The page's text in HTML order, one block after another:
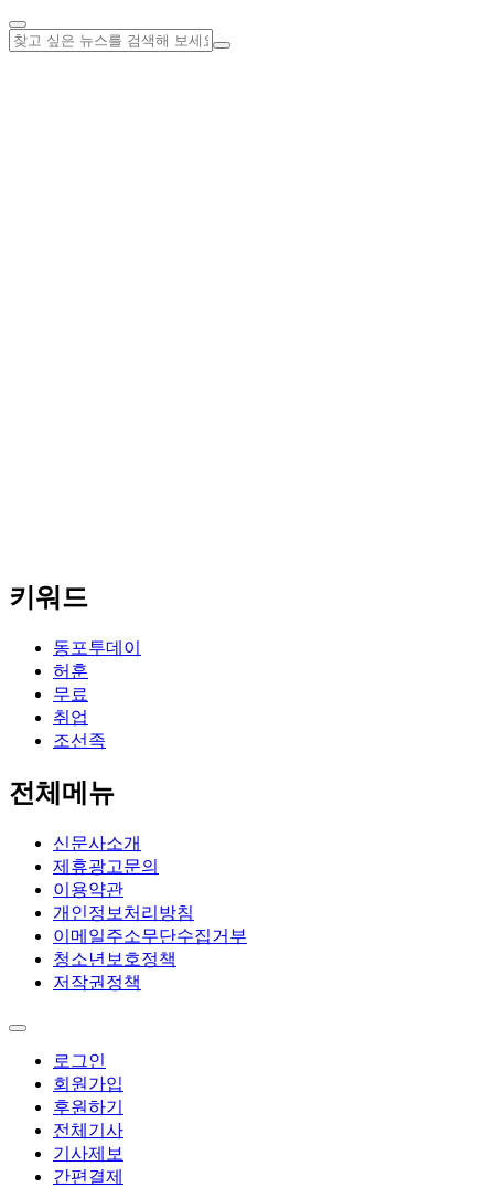
키워드
동포투데이
허훈
무료
취업
조선족
전체메뉴
신문사소개
제휴광고문의
이용약관
개인정보처리방침
이메일주소무단수집거부
청소년보호정책
저작권정책
로그인
회원가입
후원하기
전체기사
기사제보
간편결제